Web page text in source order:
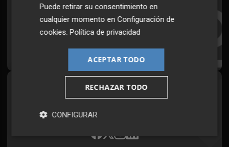
Suscríbete al Boletín
Todos los días a primera hora en tu email
¡Quiero suscribirme!
Síguenos en redes
Plaza Podcast, desde cualquier medio
Puede retirar su consentimiento en
cualquier momento enConfiguración de
cookies.Política de privacidad
ACEPTAR TODO
RECHAZAR TODO
CONFIGURAR